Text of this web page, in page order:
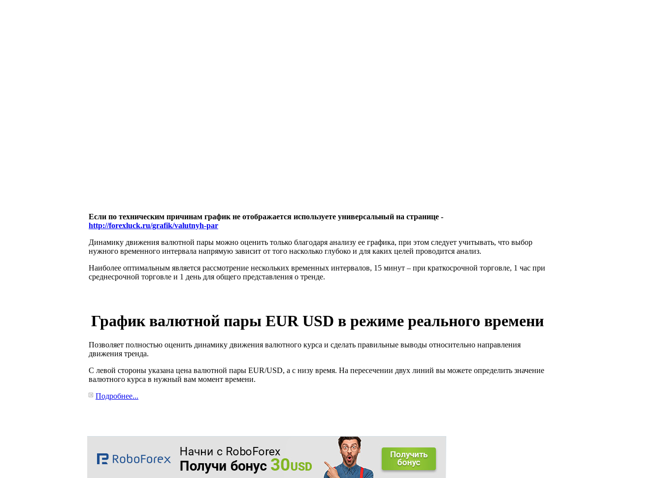
Если по техническим причинам график не отображается используете универсальный на странице -
http://forexluck.ru/grafik/valutnyh-par
Динамику движения валютной пары можно оценить только благодаря анализу ее графика, при этом следует учитывать, что выбор
нужного временного интервала напрямую зависит от того насколько глубоко и для каких целей проводится анализ.
Наиболее оптимальным является рассмотрение нескольких временных интервалов, 15 минут – при краткосрочной торговле, 1 час при
среднесрочной торговле и 1 день для общего представления о тренде.
График валютной пары EUR USD в режиме реального времени
Позволяет полностью оценить динамику движения валютного курса и сделать правильные выводы относительно направления
движения тренда.
С левой стороны указана цена валютной пары EUR/USD, а с низу время. На пересечении двух линий вы можете определить значение
валютного курса в нужный вам момент времени.
Подробнее...